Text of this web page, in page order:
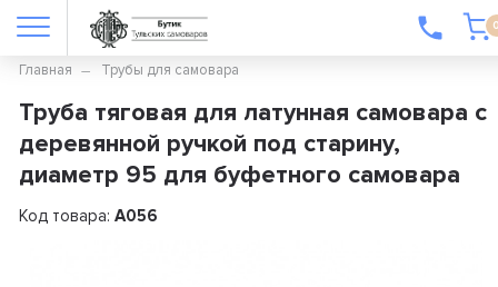
Главная Трубы для самовара
Труба тяговая для латунная самовара с
деревянной ручкой под старину,
диаметр 95 для буфетного самовара
Код товара: А056